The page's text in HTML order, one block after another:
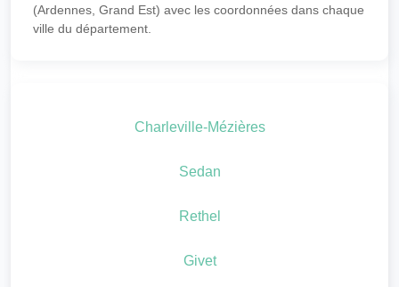
(Ardennes, Grand Est) avec les coordonnées dans chaque
ville du département.
Charleville-Mézières
Sedan
Rethel
Givet